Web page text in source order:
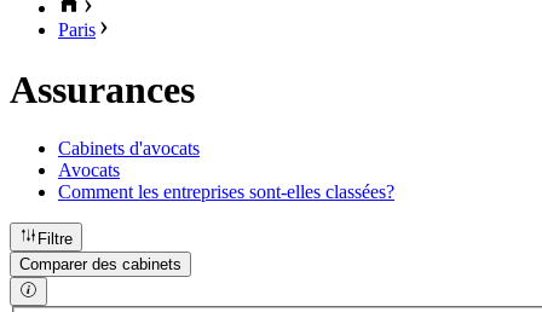
Paris
Assurances
Cabinets d'avocats
Avocats
Comment les entreprises sont-elles classées?
Filtre
Comparer des cabinets